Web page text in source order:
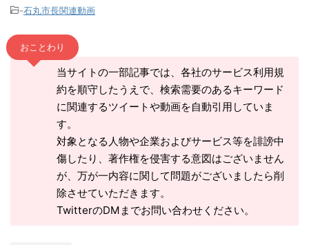
-石丸市長関連動画
おことわり
当サイトの一部記事では、各社のサービス利用規
約を順守したうえで、検索需要のあるキーワード
に関連するツイートや動画を自動引用していま
す。
対象となる人物や企業およびサービス等を誹謗中
傷したり、著作権を侵害する意図はございません
が、万が一内容に関して問題がございましたら削
除させていただきます。
TwitterのDMまでお問い合わせください。